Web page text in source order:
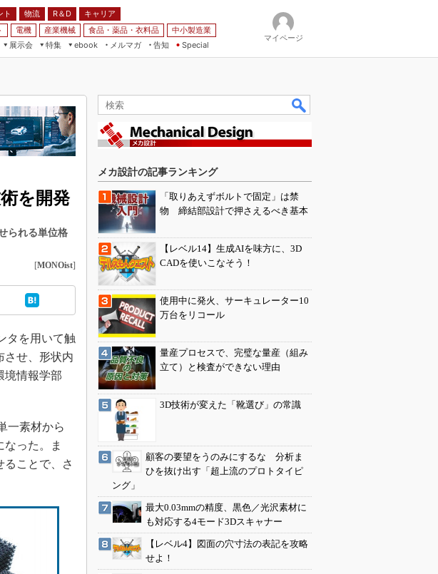
ト 物流 R＆D
キャリア
電機 産業機械 食品・薬品・衣料品
中小製造業
展示会
特集
ebook
メルマガ
告知 Special
マイページ
を開発
られる単位格
[MONOist]
タを用いて触
させ、形状内
境情報学部
一素材から
った。ま
ことで、さ
メカ設計の記事ランキング
「取りあえずボルトで固定」は禁
物 締結部設計で押さえるべき基本
【レベル14】生成AIを味方に、3D
CADを使いこなそう！
使用中に発火、サーキュレーター10
万台をリコール
量産プロセスで、完璧な量産（組み
立て）と検査ができない理由
3D技術が変えた「靴選び」の常識
顧客の要望をうのみにするな 分析ま
ひを抜け出す「超上流のプロトタイピ
ング」
最大0.03mmの精度、黒色／光沢素材に
も対応する4モード3Dスキャナー
【レベル4】図面の穴寸法の表記を攻略
せよ！